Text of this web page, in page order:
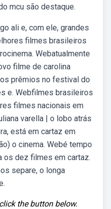
mcu são destaque.
ali e, com ele, grandes
filmes brasileiros
Webatualmente
filme de carolina
prêmios no festival do
e. Webfilmes brasileiros
filmes nacionais em
varella | o lobo atrás
está em cartaz em
o cinema. Webé tempo
os dez filmes em cartaz.
separe, o longa
the button below.